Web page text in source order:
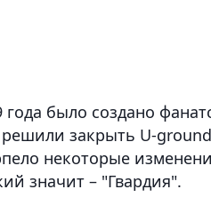
года было создано
закрыть U-ground
некоторые
значит – "Гвардия".